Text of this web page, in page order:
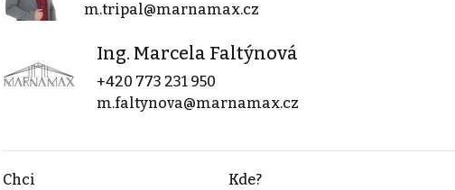
m.tripal@marnamax.cz
Ing. Marcela Faltýnová
+420 773 231 950
m.faltynova@marnamax.cz
Chci Kde?